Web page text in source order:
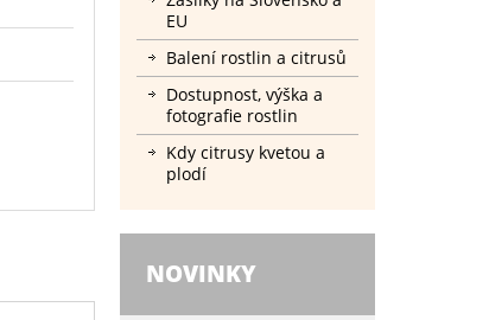
EU
Balení rostlin a citrusů
Dostupnost, výška a
fotografie rostlin
Kdy citrusy kvetou a
plodí
NOVINKY